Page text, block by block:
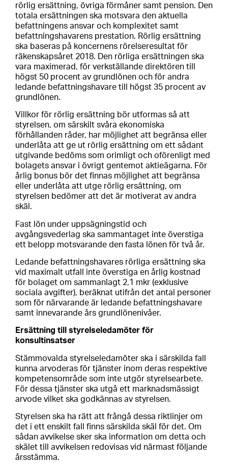
rörlig ersättning, övriga förmåner samt pension. Den
totala ersättningen ska motsvara den aktuella
befattningens ansvar och komplexitet samt
befattningshavarens prestation. Rörlig ersättning
ska baseras på koncernens rörelseresultat för
räkenskapsåret 2018. Den rörliga ersättningen ska
vara maximerad, för verkställande direktören till
högst 50 procent av grundlönen och för andra
ledande befattningshavare till högst 35 procent av
grundlönen.
Villkor för rörlig ersättning bör utformas så att
styrelsen, om särskilt svåra ekonomiska
förhållanden råder, har möjlighet att begränsa eller
underlåta att ge ut rörlig ersättning om ett sådant
utgivande bedöms som orimligt och oförenligt med
bolagets ansvar i övrigt gentemot aktieägarna. För
årlig bonus bör det finnas möjlighet att begränsa
eller underlåta att utge rörlig ersättning, om
styrelsen bedömer att det är motiverat av andra
skäl.
Fast lön under uppsägningstid och
avgångsvederlag ska sammantaget inte överstiga
ett belopp motsvarande den fasta lönen för två år.
Ledande befattningshavares rörliga ersättning ska
vid maximalt utfall inte överstiga en årlig kostnad
för bolaget om sammanlagt 2,1 mkr (exklusive
sociala avgifter), beräknat utifrån det antal personer
som för närvarande är ledande befattningshavare
samt innevarande års grundlönenivåer.
Ersättning till styrelseledamöter för
konsultinsatser
Stämmovalda styrelseledamöter ska i särskilda fall
kunna arvoderas för tjänster inom deras respektive
kompetensområde som inte utgör styrelsearbete.
För dessa tjänster ska utgå ett marknadsmässigt
arvode vilket ska godkännas av styrelsen.
Styrelsen ska ha rätt att frångå dessa riktlinjer om
det i ett enskilt fall finns särskilda skäl för det. Om
sådan avvikelse sker ska information om detta och
skälet till avvikelsen redovisas vid närmast följande
årsstämma.